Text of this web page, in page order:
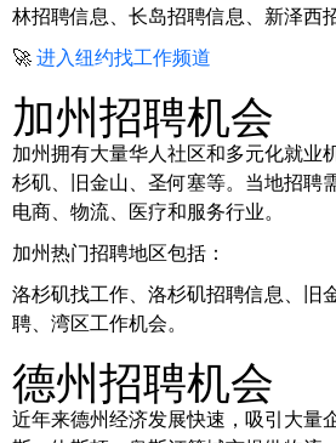
林招聘信息、长岛招聘信息、新泽西
🚀 进入纽约找工作频道
加州招聘机会
加州拥有大量华人社区和多元化就业
杉矶、旧金山、圣何塞等。当地招聘
电商、物流、医疗和服务行业。
加州热门招聘地区包括：
洛杉矶找工作、洛杉矶招聘信息、旧
聘、湾区工作机会。
德州招聘机会
近年来德州经济发展快速，吸引大量